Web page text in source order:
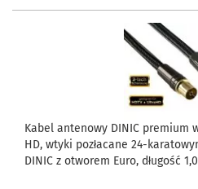
Kabel antenowy DINIC premium
HD, wtyki pozłacane 24-
DINIC z otworem Euro, długość